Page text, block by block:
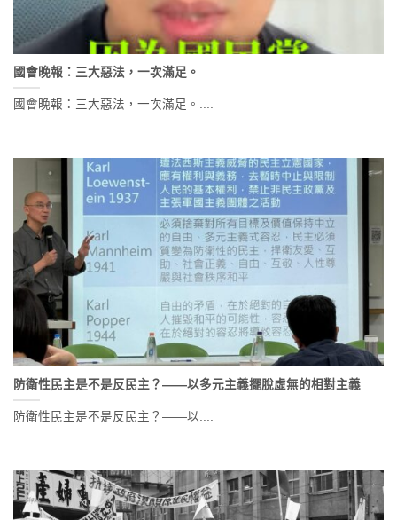
國會晚報：三大惡法，一次滿足。
國會晚報：三大惡法，一次滿足。....
防衛性民主是不是反民主？——以多元主義擺脫虛無的相對主義
防衛性民主是不是反民主？——以....